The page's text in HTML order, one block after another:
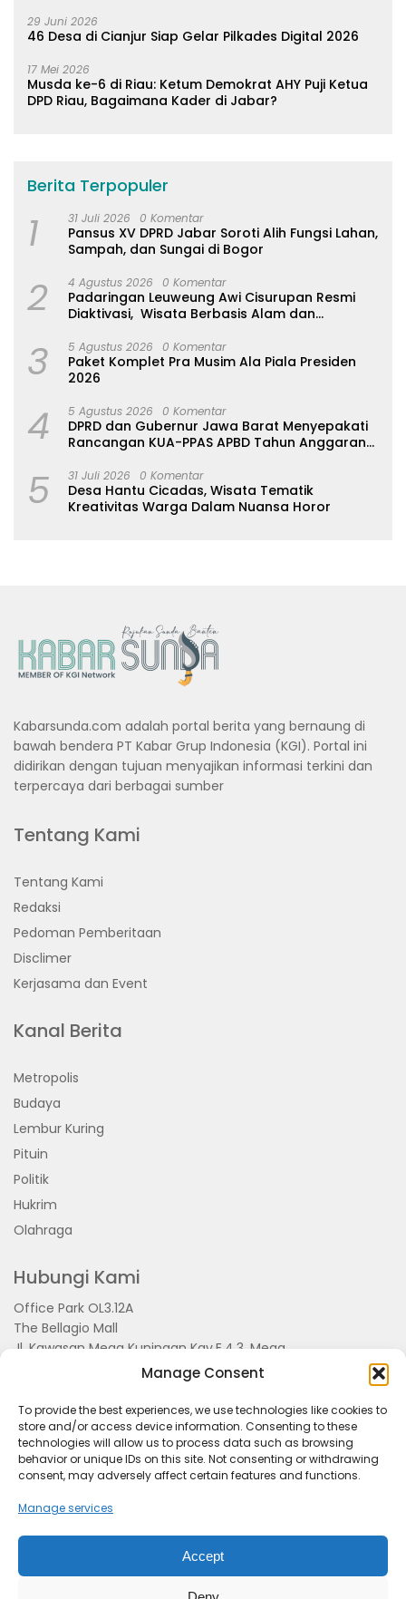
Manage Consent
To provide the best experiences, we use technologies like cookies to
store and/or access device information. Consenting to these
technologies will allow us to process data such as browsing
behavior or unique IDs on this site. Not consenting or withdrawing
consent, may adversely affect certain features and functions.
Manage services
Accept
29 Juni 2026
46 Desa di Cianjur Siap Gelar Pilkades Digital 2026
17 Mei 2026
Musda ke-6 di Riau: Ketum Demokrat AHY Puji Ketua
DPD Riau, Bagaimana Kader di Jabar?
Berita Terpopuler
1 31 Juli 2026 0 Komentar
Pansus XV DPRD Jabar Soroti Alih Fungsi Lahan,
Sampah, dan Sungai di Bogor
2 4 Agustus 2026 0 Komentar
Padaringan Leuweung Awi Cisurupan Resmi
Diaktivasi, Wisata Berbasis Alam dan
3 5 Agustus 2026 0 Komentar
Paket Komplet Pra Musim Ala Piala Presiden
2026
4 5 Agustus 2026 0 Komentar
DPRD dan Gubernur Jawa Barat Menyepakati
Rancangan KUA-PPAS APBD Tahun Anggaran
5 31 Juli 2026 0 Komentar
Desa Hantu Cicadas, Wisata Tematik
Kreativitas Warga Dalam Nuansa Horor
Kabarsunda.com adalah portal berita yang bernaung di
bawah bendera PT Kabar Grup Indonesia (KGI). Portal ini
didirikan dengan tujuan menyajikan informasi terkini dan
terpercaya dari berbagai sumber
Tentang Kami
Tentang Kami
Redaksi
Pedoman Pemberitaan
Disclimer
Kerjasama dan Event
Kanal Berita
Metropolis
Budaya
Lembur Kuring
Pituin
Politik
Hukrim
Olahraga
Hubungi Kami
Office Park OL3.12A
The Bellagio Mall
Jl. Kawasan Mega Kuningan Kav.E.4.3, Mega
Kuningan, Kel. Kuningan Timur,
Kec.Setiabudi, Jakarta Selatan 15810
Kerjasama dan Event